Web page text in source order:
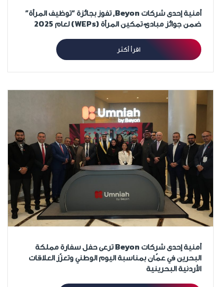
أمنية إحدى شركات Beyon, تفوز بجائزة “توظيف المرأة”
ضمن جوائز مبادئ تمكين المرأة (WEPs) لعام 2025
اقرأ أكثر
أمنية إحدى شركات Beyon ترعى حفل سفارة مملكة
البحرين في عمّان بمناسبة اليوم الوطني وتعزّز العلاقات
الأردنية البحرينية